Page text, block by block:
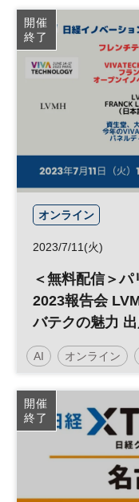
参加無料
日経メッセプレミ
プレミアム・カン
開催
終了
オンライン
2023/7/11(火)
＜無料配信＞
2023報告会
バテクの魅力
AI オンライン
平日夕方開催 オ
日経イノベーション
デジタルトランス
開催
終了